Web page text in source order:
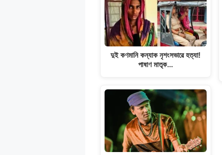
দুই কণমানি কন্যাক নৃশংসভাৱে হত্যা!
পাষাণ মাতৃক…